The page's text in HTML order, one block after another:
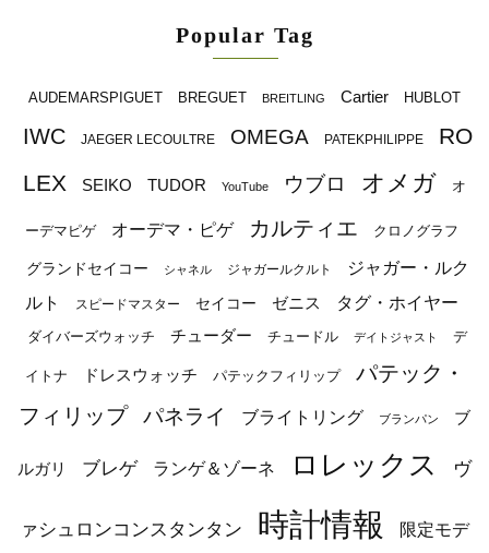
Popular Tag
AUDEMARSPIGUET BREGUET BREITLING Cartier HUBLOT
IWC JAEGER LECOULTRE OMEGA PATEKPHILIPPE
RO
LEX
SEIKO TUDOR YouTube ウブロ オメガ オ
ーデマピゲ オーデマ・ピゲ カルティエ クロノグラフ
グランドセイコー シャネル ジャガールクルト
ジャガー・ルク
ルト
スピードマスター セイコー ゼニス タグ・ホイヤー
ダイバーズウォッチ チューダー チュードル デイトジャスト デ
イトナ ドレスウォッチ パテックフィリップ
パテック・
フィリップ
パネライ ブライトリング ブランパン ブ
ルガリ ブレゲ ランゲ＆ゾーネ ロレックス ヴ
ァシュロンコンスタンタン 時計情報 限定モデ